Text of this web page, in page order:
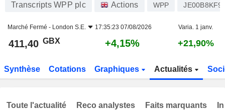
Transcripts WPP plc Actions WPP
Marché Fermé - London S.E. 17:35:23 07/08/2026 Varia. 1 janv.
411,40 GBX +4,15% +21,90%
Synthèse Cotations Graphiques Actualités
Toute l'actualité Reco analystes Faits marquants